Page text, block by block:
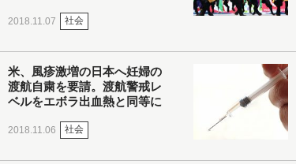
2018.11.07 社会
米、風疹激増の日本へ妊婦の
渡航自粛を要請。渡航警戒レ
ベルをエボラ出血熱と同等に
2018.11.06 社会